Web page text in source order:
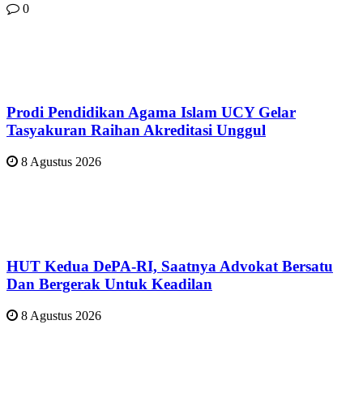
0
Prodi Pendidikan Agama Islam UCY Gelar
Tasyakuran Raihan Akreditasi Unggul
8 Agustus 2026
HUT Kedua DePA-RI, Saatnya Advokat Bersatu
Dan Bergerak Untuk Keadilan
8 Agustus 2026